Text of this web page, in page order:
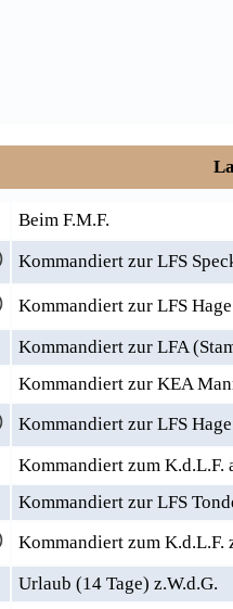
Beim F.M.F.
Kommandiert zur LFS
Kommandiert zur LFS Hage
Kommandiert zur LFA
Kommandiert zur KEA
Kommandiert zur LFS
Kommandiert zum
Kommandiert zur LFS
Kommandiert zum K.d.L.F.
Urlaub (14 Tage) z.W.d.G.